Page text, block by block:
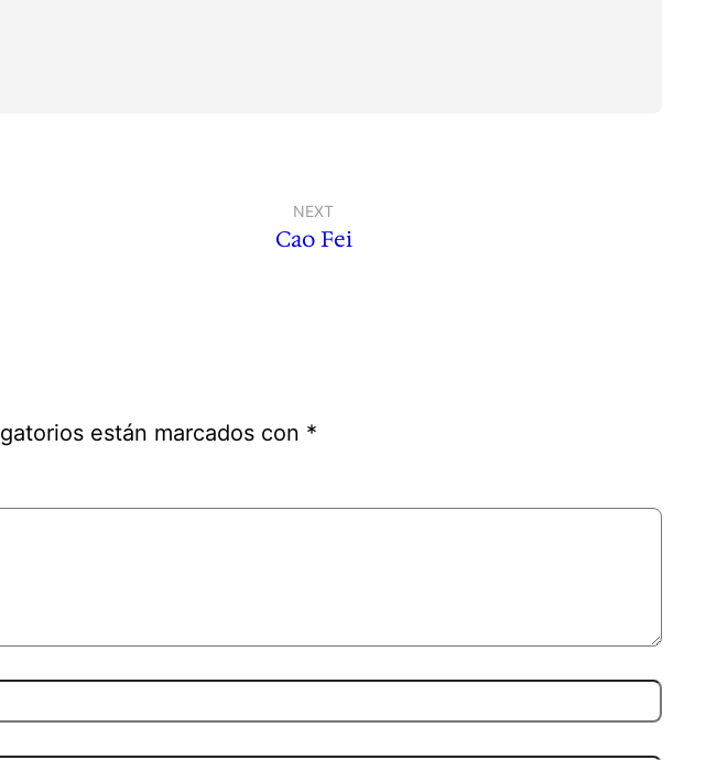
NEXT
Cao Fei
están marcados con *